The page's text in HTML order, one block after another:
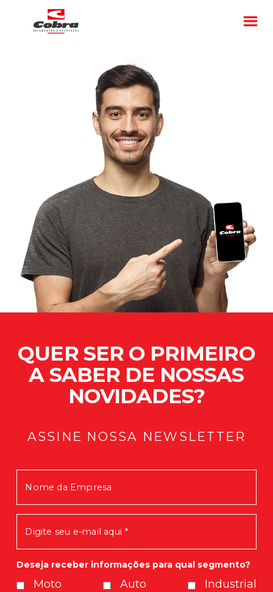
QUER SER O PRIMEIRO
A SABER DE NOSSAS
NOVIDADES?
ASSINE NOSSA NEWSLETTER
Deseja receber informações para qual segmento?
Moto Auto Industrial
Mensagem enviada com Sucesso!
Em breve você receberá nossas
novidades.